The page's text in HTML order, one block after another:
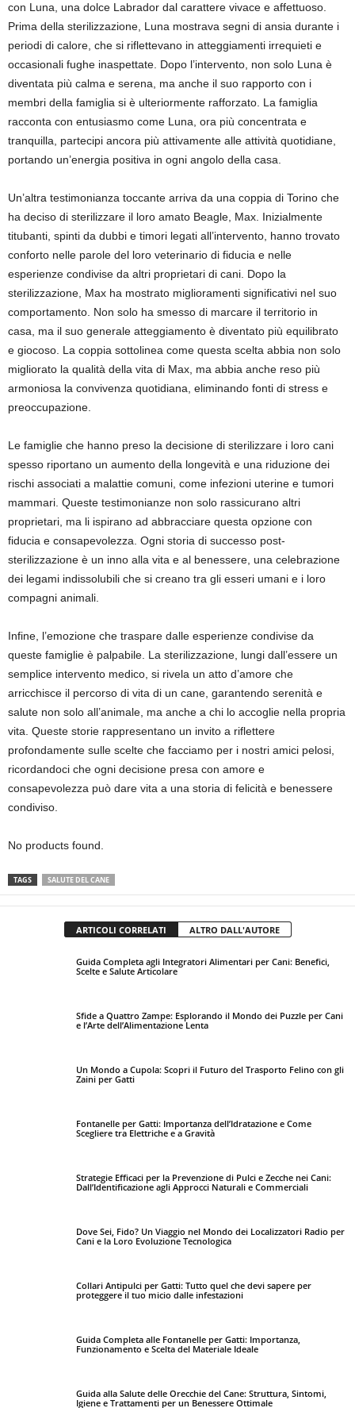
con Luna, una dolce Labrador dal carattere vivace e affettuoso.
Prima della sterilizzazione, Luna mostrava segni di ansia durante i
periodi di calore, che si riflettevano in atteggiamenti irrequieti e
occasionali fughe inaspettate. Dopo l’intervento, non solo Luna è
diventata più calma e serena, ma anche il suo rapporto con i
membri della famiglia si è ulteriormente rafforzato. La famiglia
racconta con entusiasmo come Luna, ora più concentrata e
tranquilla, partecipi ancora più attivamente alle attività quotidiane,
portando un’energia positiva in ogni angolo della casa.
Un’altra testimonianza toccante arriva da una coppia di Torino che
ha deciso di sterilizzare il loro amato Beagle, Max. Inizialmente
titubanti, spinti da dubbi e timori legati all’intervento, hanno trovato
conforto nelle parole del loro veterinario di fiducia e nelle
esperienze condivise da altri proprietari di cani. Dopo la
sterilizzazione, Max ha mostrato miglioramenti significativi nel suo
comportamento. Non solo ha smesso di marcare il territorio in
casa, ma il suo generale atteggiamento è diventato più equilibrato
e giocoso. La coppia sottolinea come questa scelta abbia non solo
migliorato la qualità della vita di Max, ma abbia anche reso più
armoniosa la convivenza quotidiana, eliminando fonti di stress e
preoccupazione.
Le famiglie che hanno preso la decisione di sterilizzare i loro cani
spesso riportano un aumento della longevità e una riduzione dei
rischi associati a malattie comuni, come infezioni uterine e tumori
mammari. Queste testimonianze non solo rassicurano altri
proprietari, ma li ispirano ad abbracciare questa opzione con
fiducia e consapevolezza. Ogni storia di successo post-
sterilizzazione è un inno alla vita e al benessere, una celebrazione
dei legami indissolubili che si creano tra gli esseri umani e i loro
compagni animali.
Infine, l’emozione che traspare dalle esperienze condivise da
queste famiglie è palpabile. La sterilizzazione, lungi dall’essere un
semplice intervento medico, si rivela un atto d’amore che
arricchisce il percorso di vita di un cane, garantendo serenità e
salute non solo all’animale, ma anche a chi lo accoglie nella propria
vita. Queste storie rappresentano un invito a riflettere
profondamente sulle scelte che facciamo per i nostri amici pelosi,
ricordandoci che ogni decisione presa con amore e
consapevolezza può dare vita a una storia di felicità e benessere
condiviso.
No products found.
TAGS SALUTE DEL CANE
ARTICOLI CORRELATI ALTRO DALL'AUTORE
Guida Completa agli Integratori Alimentari per Cani: Benefici,
Scelte e Salute Articolare
Sfide a Quattro Zampe: Esplorando il Mondo dei Puzzle per Cani
e l’Arte dell’Alimentazione Lenta
Un Mondo a Cupola: Scopri il Futuro del Trasporto Felino con gli
Zaini per Gatti
Fontanelle per Gatti: Importanza dell’Idratazione e Come
Scegliere tra Elettriche e a Gravità
Strategie Efficaci per la Prevenzione di Pulci e Zecche nei Cani:
Dall’Identificazione agli Approcci Naturali e Commerciali
Dove Sei, Fido? Un Viaggio nel Mondo dei Localizzatori Radio per
Cani e la Loro Evoluzione Tecnologica
Collari Antipulci per Gatti: Tutto quel che devi sapere per
proteggere il tuo micio dalle infestazioni
Guida Completa alle Fontanelle per Gatti: Importanza,
Funzionamento e Scelta del Materiale Ideale
Guida alla Salute delle Orecchie del Cane: Struttura, Sintomi,
Igiene e Trattamenti per un Benessere Ottimale